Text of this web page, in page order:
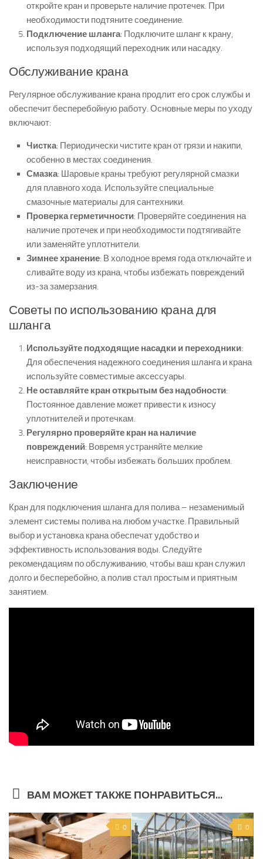
откройте кран и проверьте наличие протечек. При
необходимости подтяните соединение.
Подключение шланга: Подключите шланг к крану,
используя подходящий переходник или насадку.
Обслуживание крана
Регулярное обслуживание крана продлит его срок службы и
обеспечит бесперебойную работу. Основные меры по уходу
включают:
Чистка: Периодически чистите кран от грязи и накипи,
особенно в местах соединения.
Смазка: Шаровые краны требуют регулярной смазки
для плавного хода. Используйте специальные
смазочные материалы для сантехники.
Проверка герметичности: Проверяйте соединения на
наличие протечек и при необходимости подтягивайте
или заменяйте уплотнители.
Зимнее хранение: В холодное время года отключайте и
сливайте воду из крана, чтобы избежать повреждений
из-за замерзания.
Советы по использованию крана для
шланга
Используйте подходящие насадки и переходники:
Для обеспечения надежного соединения шланга и крана
используйте совместимые аксессуары.
Не оставляйте кран открытым без надобности:
Постоянное давление может привести к износу
уплотнителей и протечкам.
Регулярно проверяйте кран на наличие
повреждений: Вовремя устраняйте мелкие
неисправности, чтобы избежать больших проблем.
Заключение
Кран для подключения шланга для полива – незаменимый
элемент системы полива на любом участке. Правильный
выбор и установка крана обеспечат удобство и
эффективность использования воды. Следуйте
рекомендациям по обслуживанию, чтобы ваш кран служил
долго и бесперебойно, а полив стал простым и приятным
занятием.
ВАМ МОЖЕТ ТАКЖЕ ПОНРАВИТЬСЯ...
0 0